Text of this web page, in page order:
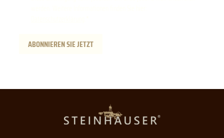
ABONNIEREN SIE JETZT